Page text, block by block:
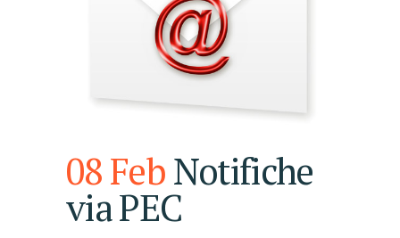
08 FebNotifiche
via PEC